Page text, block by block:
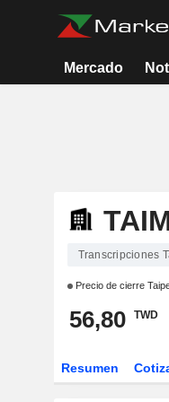
Mercado
Transcripciones
Precio de cierre
56,80 TWD
Resumen